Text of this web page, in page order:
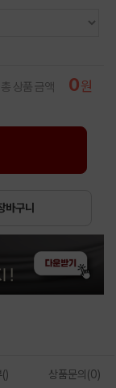
총 상품 금액 0원
바구니
() 상품문의(0)